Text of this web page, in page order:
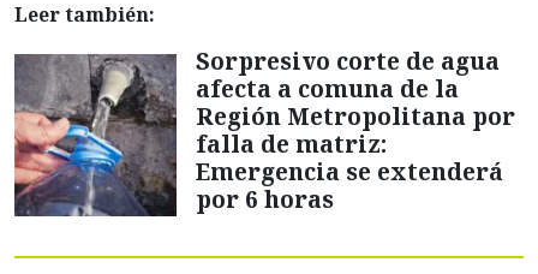
Leer también:
Sorpresivo corte de agua
afecta a comuna de la
Región Metropolitana por
falla de matriz:
Emergencia se extenderá
por 6 horas